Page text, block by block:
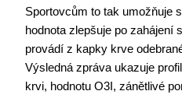
Sportovcům to tak umožňuje
hodnota zlepšuje po zahájení
provádí z kapky krve
Výsledná zpráva ukazuje
krvi, hodnotu O3I, zánětlivé